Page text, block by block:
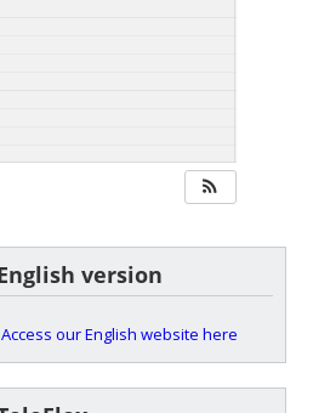
version
Access our English website here